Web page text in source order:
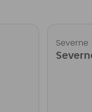
Severne